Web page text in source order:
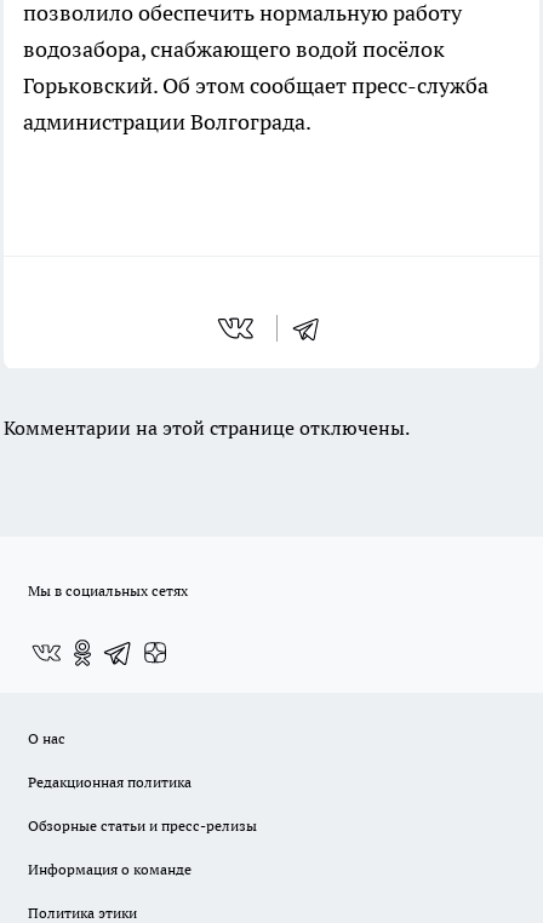
позволило обеспечить нормальную работу
водозабора, снабжающего водой посёлок
Горьковский. Об этом сообщает пресс-служба
администрации Волгограда.
Комментарии на этой странице отключены.
Мы в социальных сетях
О нас
Редакционная политика
Обзорные статьи и пресс-релизы
Информация о команде
Политика этики